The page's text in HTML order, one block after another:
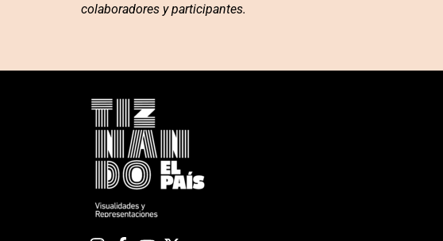
colaboradores y participantes.